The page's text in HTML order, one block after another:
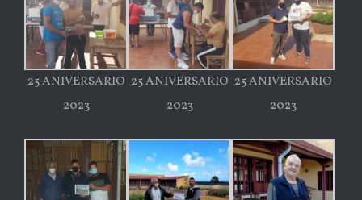
25 ANIVERSARIO
2023
25 ANIVERSARIO
2023
25 ANIVERSARIO
2023